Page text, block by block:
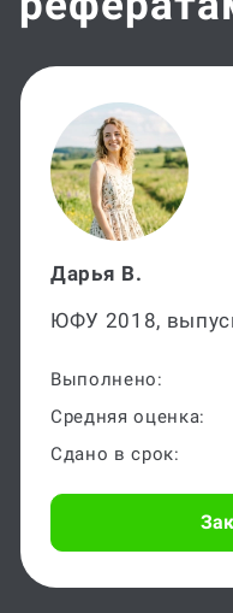
Дарья В.
ЮФУ 2018,
Выполнено:
Средняя оценка:
Сдано в срок: